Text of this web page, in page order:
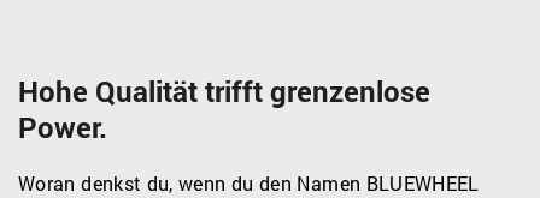
Hohe Qualität trifft grenzenlose
Power.
Woran denkst du, wenn du den Namen BLUEWHEEL